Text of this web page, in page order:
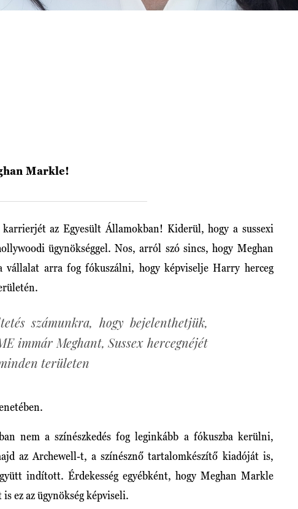
Markle!
az Egyesült Államokban! Kiderül, hogy a sussexi
ügynökséggel. Nos, arról szó sincs, hogy Meghan
vállalat arra fog fókuszálni, hogy képviselje Harry herceg
számunkra, hogy bejelenthetjük,
immár Meghant, Sussex hercegnéjét
területen
nem a színészkedés fog leginkább a fókuszba kerülni,
az Archewell-t, a színésznő tartalomkészítő kiadóját is,
indított. Érdekesség egyébként, hogy Meghan Markle
ez az ügynökség képviseli.